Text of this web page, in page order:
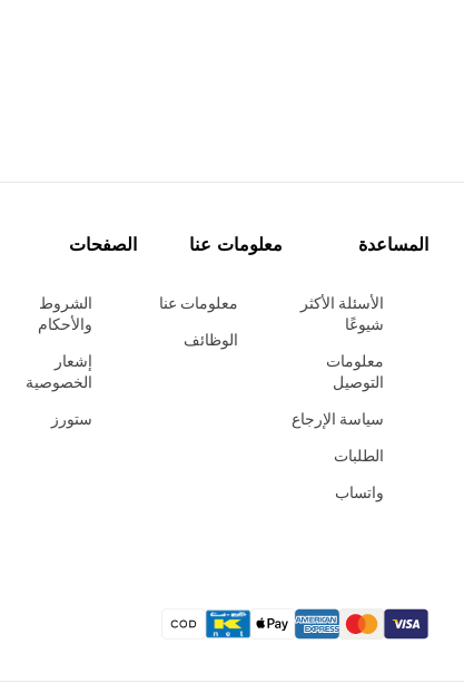
المساعدة
الأسئلة الأكثر
شيوعًا
معلومات
التوصيل
سياسة الإرجاع
الطلبات
واتساب
معلومات عنا
معلومات عنا
الوظائف
الصفحات
الشروط
والأحكام
إشعار
الخصوصية
ستورز